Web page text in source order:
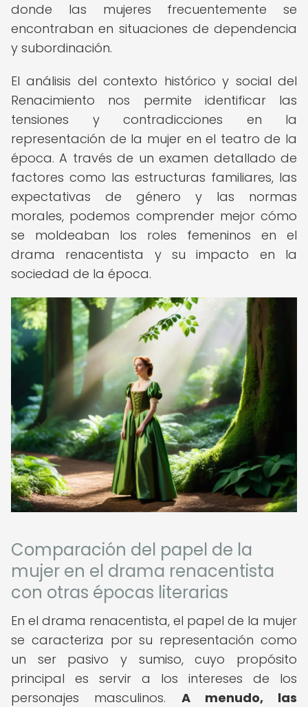
donde las mujeres frecuentemente se
encontraban en situaciones de dependencia
y subordinación.
El análisis del contexto histórico y social del
Renacimiento nos permite identificar las
tensiones y contradicciones en la
representación de la mujer en el teatro de la
época. A través de un examen detallado de
factores como las estructuras familiares, las
expectativas de género y las normas
morales, podemos comprender mejor cómo
se moldeaban los roles femeninos en el
drama renacentista y su impacto en la
sociedad de la época.
Comparación del papel de la
mujer en el drama renacentista
con otras épocas literarias
En el drama renacentista, el papel de la mujer
se caracteriza por su representación como
un ser pasivo y sumiso, cuyo propósito
principal es servir a los intereses de los
personajes masculinos. A menudo, las